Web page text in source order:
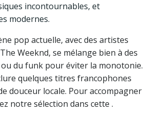
incontournables, et
modernes.
pop actuelle, avec des artistes
Weeknd, se mélange bien à des
du funk pour éviter la monotonie.
quelques titres francophones
douceur locale. Pour accompagner
notre sélection dans cette .